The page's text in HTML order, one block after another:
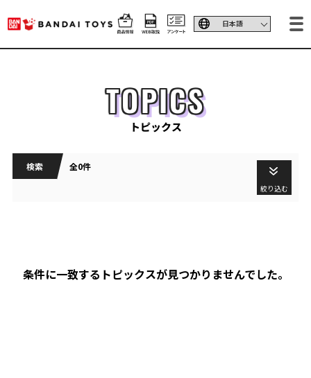
TOPICS
トピックス
検索 全0件
絞り込む
条件に一致するトピックスが見つかりませんでした。